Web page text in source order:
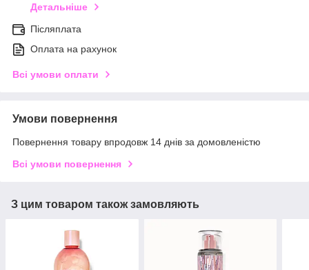
Детальніше
Післяплата
Оплата на рахунок
Всі умови оплати
Умови повернення
Повернення товару впродовж 14 днів за домовленістю
Всі умови повернення
З цим товаром також замовляють